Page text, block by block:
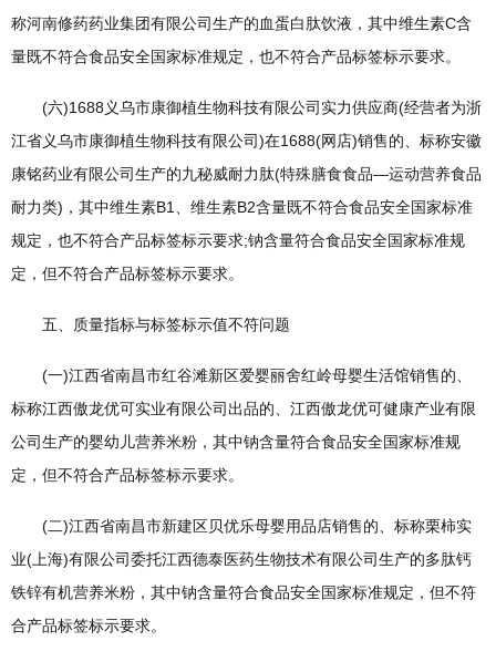
称河南修药药业集团有限公司生产的血蛋白肽饮液，其中维生素C含
量既不符合食品安全国家标准规定，也不符合产品标签标示要求。
(六)1688义乌市康御植生物科技有限公司实力供应商(经营者为浙
江省义乌市康御植生物科技有限公司)在1688(网店)销售的、标称安徽
康铭药业有限公司生产的九秘威耐力肽(特殊膳食食品—运动营养食品
耐力类)，其中维生素B1、维生素B2含量既不符合食品安全国家标准
规定，也不符合产品标签标示要求;钠含量符合食品安全国家标准规
定，但不符合产品标签标示要求。
五、质量指标与标签标示值不符问题
(一)江西省南昌市红谷滩新区爱婴丽舍红岭母婴生活馆销售的、
标称江西傲龙优可实业有限公司出品的、江西傲龙优可健康产业有限
公司生产的婴幼儿营养米粉，其中钠含量符合食品安全国家标准规
定，但不符合产品标签标示要求。
(二)江西省南昌市新建区贝优乐母婴用品店销售的、标称栗柿实
业(上海)有限公司委托江西德泰医药生物技术有限公司生产的多肽钙
铁锌有机营养米粉，其中钠含量符合食品安全国家标准规定，但不符
合产品标签标示要求。